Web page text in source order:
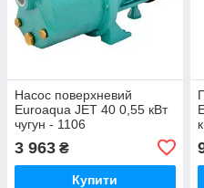
Насос поверхневий
Euroaqua JET 40 0,55 кВт
чугун - 1106
3 963 ₴
Купити